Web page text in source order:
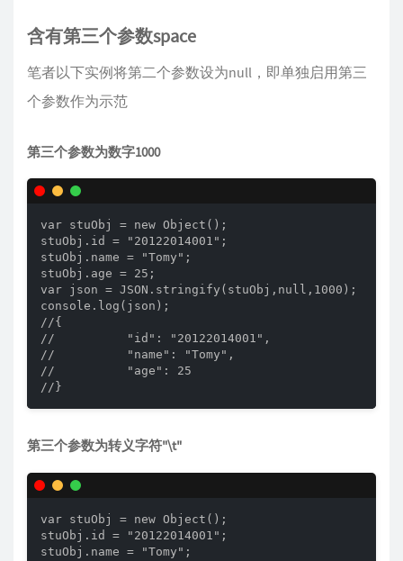
含有第三个参数space
笔者以下实例将第二个参数设为null，即单独启用第三
个参数作为示范
第三个参数为数字1000
var stuObj = new Object();
stuObj.id = "20122014001";
stuObj.name = "Tomy";
stuObj.age = 25;
var json = JSON.stringify(stuObj,null,1000);
console.log(json);
//{
//          "id": "20122014001",
//          "name": "Tomy",
//          "age": 25
//}
第三个参数为转义字符"\t"
var stuObj = new Object();
stuObj.id = "20122014001";
stuObj.name = "Tomy";